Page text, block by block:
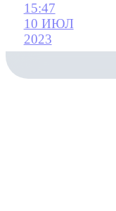
15:47
10 ИЮЛ
2023